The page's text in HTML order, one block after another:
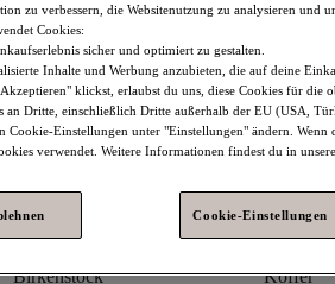
adidas
Birkenstock
Koffer
zu verbessern, die Websitenutzung zu analysieren und
Cookies:
sicher und optimiert zu gestalten.
Inhalte und Werbung anzubieten, die auf deine
klickst, erlaubst du uns, diese Cookies für die
an Dritte, einschließlich Dritte außerhalb der EU (USA,
Cookie-Einstellungen unter "Einstellungen" ändern. Wenn
verwendet. Weitere Informationen findest du in
Cookie-Einstellungen